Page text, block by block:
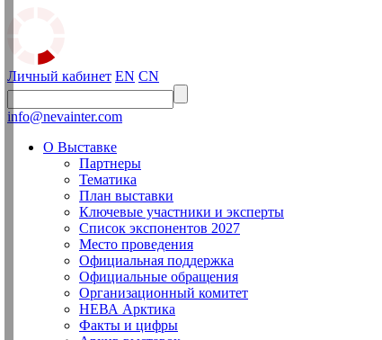
Личный кабинет EN CN
info@nevainter.com
О Выставке
Партнеры
Тематика
План выставки
Ключевые участники и эксперты
Список экспонентов 2027
Место проведения
Официальная поддержка
Официальные обращения
Организационный комитет
НЕВА Арктика
Факты и цифры